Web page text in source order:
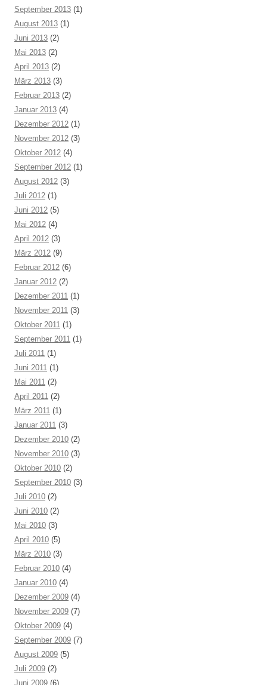
September 2013 (1)
August 2013 (1)
Juni 2013 (2)
Mai 2013 (2)
April 2013 (2)
März 2013 (3)
Februar 2013 (2)
Januar 2013 (4)
Dezember 2012 (1)
November 2012 (3)
Oktober 2012 (4)
September 2012 (1)
August 2012 (3)
Juli 2012 (1)
Juni 2012 (5)
Mai 2012 (4)
April 2012 (3)
März 2012 (9)
Februar 2012 (6)
Januar 2012 (2)
Dezember 2011 (1)
November 2011 (3)
Oktober 2011 (1)
September 2011 (1)
Juli 2011 (1)
Juni 2011 (1)
Mai 2011 (2)
April 2011 (2)
März 2011 (1)
Januar 2011 (3)
Dezember 2010 (2)
November 2010 (3)
Oktober 2010 (2)
September 2010 (3)
Juli 2010 (2)
Juni 2010 (2)
Mai 2010 (3)
April 2010 (5)
März 2010 (3)
Februar 2010 (4)
Januar 2010 (4)
Dezember 2009 (4)
November 2009 (7)
Oktober 2009 (4)
September 2009 (7)
August 2009 (5)
Juli 2009 (2)
Juni 2009 (6)